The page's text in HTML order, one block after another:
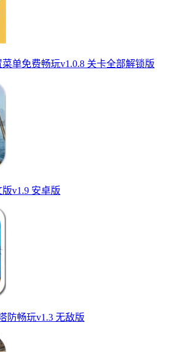
单免费畅玩v1.0.8 关卡全部解锁版
v1.9 安卓版
防畅玩v1.3 无敌版